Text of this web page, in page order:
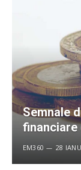
Semnale
financiare
EM360 28